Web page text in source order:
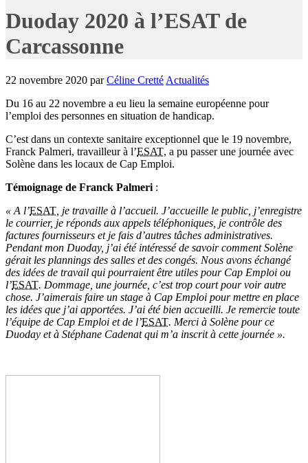
Duoday 2020 à l’ESAT de
Carcassonne
22 novembre 2020 parCéline Cretté Actualités
Du 16 au 22 novembre a eu lieu la semaine européenne pour
l’emploi des personnes en situation de handicap.
C’est dans un contexte sanitaire exceptionnel que le 19 novembre,
Franck Palmeri, travailleur à l’ESAT, a pu passer une journée avec
Solène dans les locaux de Cap Emploi.
Témoignage de Franck Palmeri :
« A l’ESAT , je travaille à l’accueil. J’accueille le public, j’enregistre
le courrier, je réponds aux appels téléphoniques, je contrôle des
factures fournisseurs et je fais d’autres tâches administratives.
Pendant mon Duoday, j’ai été intéressé de savoir comment Solène
gérait les plannings des salles et des congés. Nous avons échangé
des idées de travail qui pourraient être utiles pour Cap Emploi ou
l’ESAT. Dommage, une journée, c’est trop court pour voir autre
chose. J’aimerais faire un stage à Cap Emploi pour mettre en place
les idées que j’ai apportées. J’ai été bien accueilli. Je remercie toute
l’équipe de Cap Emploi et de l’ESAT. Merci à Solène pour ce
Duoday et à Stéphane Cadenat qui m’a inscrit à cette journée ».